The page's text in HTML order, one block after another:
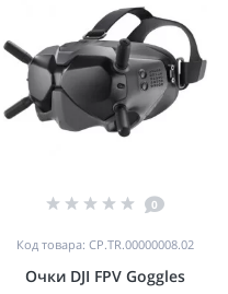
0
Код товара: CP.TR.00000008.02
Очки DJI FPV Goggles